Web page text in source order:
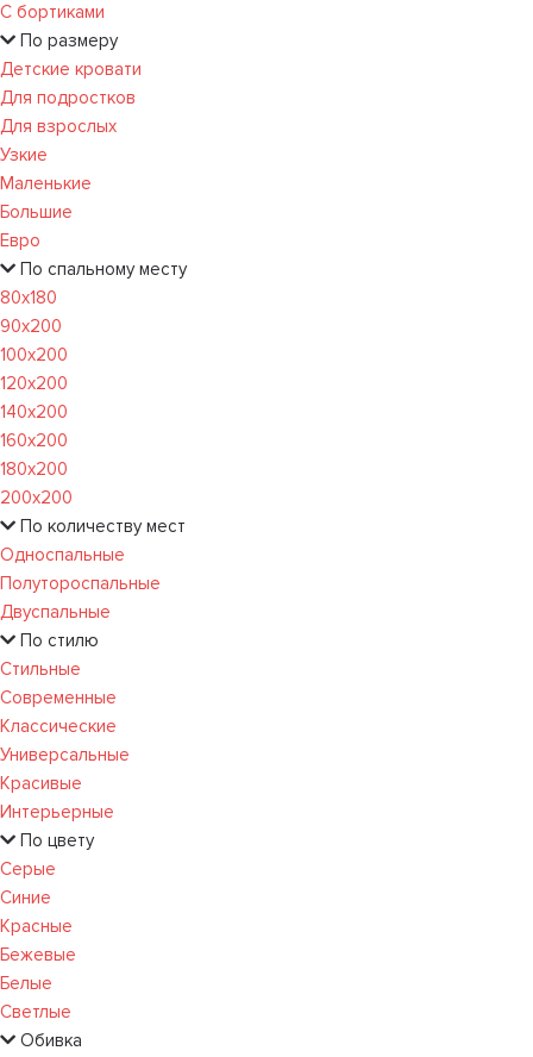
С бортиками
По размеру
Детские кровати
Для подростков
Для взрослых
Узкие
Маленькие
Большие
Евро
По спальному месту
80х180
90х200
100х200
120x200
140х200
160х200
180х200
200х200
По количеству мест
Односпальные
Полутороспальные
Двуспальные
По стилю
Стильные
Современные
Классические
Универсальные
Красивые
Интерьерные
По цвету
Серые
Синие
Красные
Бежевые
Белые
Светлые
Обивка